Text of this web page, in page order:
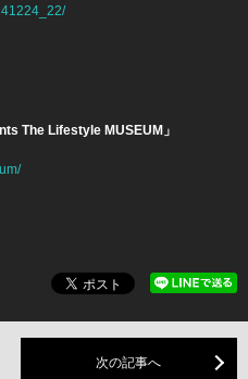
The Lifestyle MUSEUM」
次の記事へ